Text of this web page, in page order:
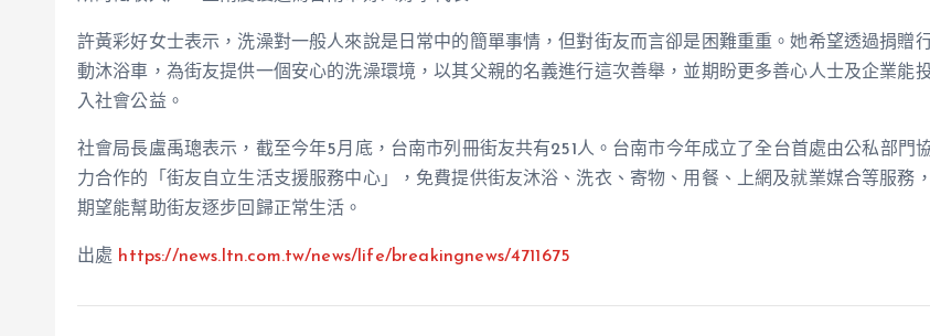
許黃彩好女士表示，洗澡對一般人來說是日常中的簡單事情，但對街友而言卻是困難重重。她希望透過捐贈
動沐浴車，為街友提供一個安心的洗澡環境，以其父親的名義進行這次善舉，並期盼更多善心人士及企業能
入社會公益。
社會局長盧禹璁表示，截至今年5月底，台南市列冊街友共有251人。台南市今年成立了全台首處由公私部門
力合作的「街友自立生活支援服務中心」，免費提供街友沐浴、洗衣、寄物、用餐、上網及就業媒合等服務，
期望能幫助街友逐步回歸正常生活。
出處 https://news.ltn.com.tw/news/life/breakingnews/4711675